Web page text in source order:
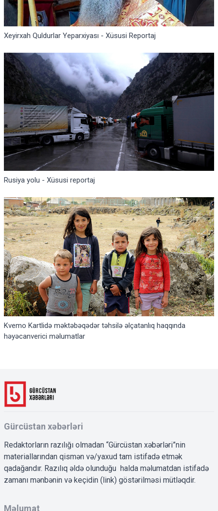
Xeyirxah Quldurlar Yeparxiyası - Xüsusi Reportaj
Rusiya yolu - Xüsusi reportaj
Kvemo Kartlidə məktəbəqədər təhsilə əlçatanlıq haqqında
həyəcanverici məlumatlar
Gürcüstan xəbərləri
Redaktorların razılığı olmadan “Gürcüstan xəbərləri”nin
materiallarından qismən və/yaxud tam istifadə etmək
qadağandır. Razılıq əldə olunduğu halda məlumatdan istifadə
zamanı mənbənin və keçidin (link) göstərilməsi mütləqdir.
Məlumat